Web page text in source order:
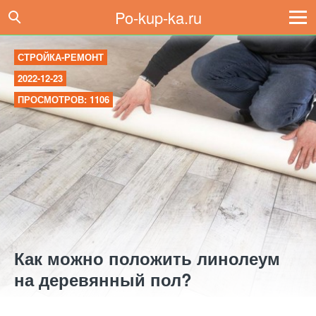
Po-kup-ka.ru
СТРОЙКА-РЕМОНТ
2022-12-23
ПРОСМОТРОВ: 1106
Как можно положить линолеум
на деревянный пол?